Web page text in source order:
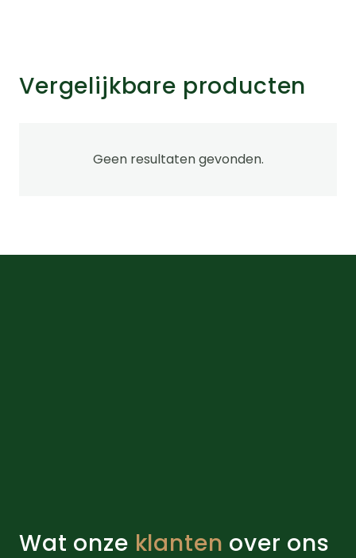
Vergelijkbare producten
Geen resultaten gevonden.
Wat onze klanten over ons